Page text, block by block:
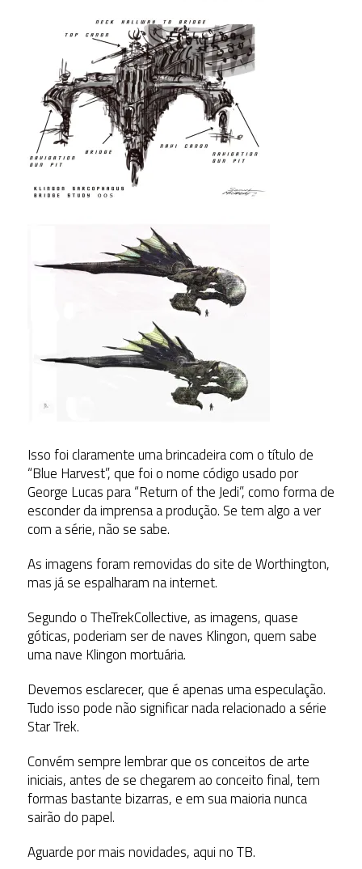
Isso foi claramente uma brincadeira com o título de
“Blue Harvest”, que foi o nome código usado por
George Lucas para “Return of the Jedi”, como forma de
esconder da imprensa a produção. Se tem algo a ver
com a série, não se sabe.
As imagens foram removidas do site de Worthington,
mas já se espalharam na internet.
Segundo o TheTrekCollective, as imagens, quase
góticas, poderiam ser de naves Klingon, quem sabe
uma nave Klingon mortuária.
Devemos esclarecer, que é apenas uma especulação.
Tudo isso pode não significar nada relacionado a série
Star Trek.
Convém sempre lembrar que osconceitos de arte
iniciais, antes de se chegarem ao conceito final, tem
formas bastante bizarras, e em sua maioria nunca
sairão do papel.
Aguarde por mais novidades, aqui no TB.